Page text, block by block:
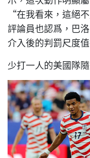
“在我看來，這絕
評論員也認爲，巴
介入後的判罰尺度
少打一人的美國隊